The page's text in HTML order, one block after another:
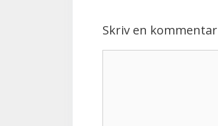
Skriv en kommentar